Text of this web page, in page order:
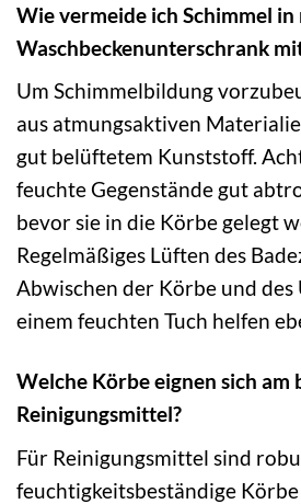
Wie vermeide ich Schimmel in
Waschbeckenunterschrank
Um Schimmelbildung
aus atmungsaktiven
gut belüftetem Kunststoff.
feuchte Gegenstände gut
bevor sie in die Körbe gelegt
Regelmäßiges Lüften des
Abwischen der Körbe und
einem feuchten Tuch helfen
Welche Körbe eignen sich am
Reinigungsmittel?
Für Reinigungsmittel sind
feuchtigkeitsbeständige